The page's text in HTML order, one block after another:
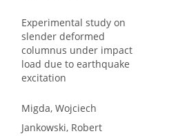
Experimental study on
slender deformed
columnus under impact
load due to earthquake
excitation
Migda, Wojciech
Jankowski, Robert